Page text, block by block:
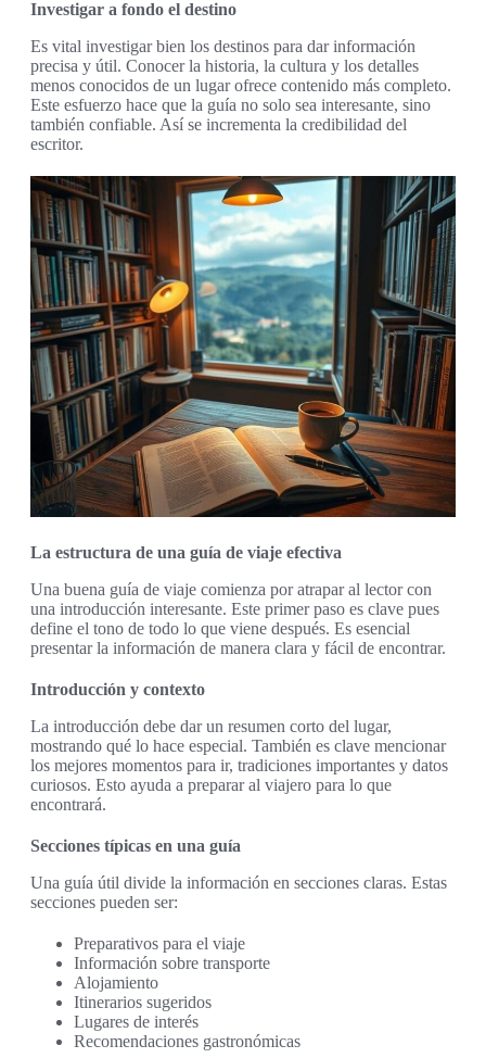
Investigar a fondo el destino
Es vital investigar bien los destinos para dar información
precisa y útil. Conocer la historia, la cultura y los detalles
menos conocidos de un lugar ofrece contenido más completo.
Este esfuerzo hace que la guía no solo sea interesante, sino
también confiable. Así se incrementa la credibilidad del
escritor.
La estructura de una guía de viaje efectiva
Una buena guía de viaje comienza por atrapar al lector con
una introducción interesante. Este primer paso es clave pues
define el tono de todo lo que viene después. Es esencial
presentar la información de manera clara y fácil de encontrar.
Introducción y contexto
La introducción debe dar un resumen corto del lugar,
mostrando qué lo hace especial. También es clave mencionar
los mejores momentos para ir, tradiciones importantes y datos
curiosos. Esto ayuda a preparar al viajero para lo que
encontrará.
Secciones típicas en una guía
Una guía útil divide la información en secciones claras. Estas
secciones pueden ser:
Preparativos para el viaje
Información sobre transporte
Alojamiento
Itinerarios sugeridos
Lugares de interés
Recomendaciones gastronómicas